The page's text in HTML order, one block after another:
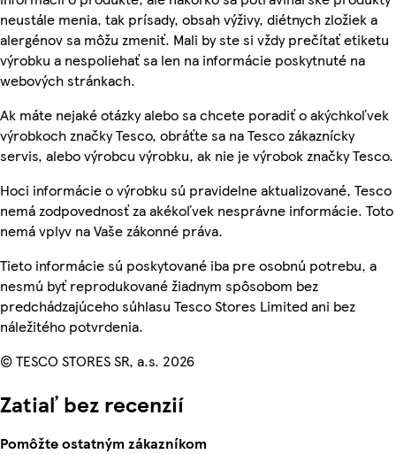
neustále menia, tak prísady, obsah výživy, diétnych zložiek a
alergénov sa môžu zmeniť. Mali by ste si vždy prečítať etiketu
výrobku a nespoliehať sa len na informácie poskytnuté na
webových stránkach.
Ak máte nejaké otázky alebo sa chcete poradiť o akýchkoľvek
výrobkoch značky Tesco, obráťte sa na Tesco zákaznícky
servis, alebo výrobcu výrobku, ak nie je výrobok značky Tesco.
Hoci informácie o výrobku sú pravidelne aktualizované, Tesco
nemá zodpovednosť za akékoľvek nesprávne informácie. Toto
nemá vplyv na Vaše zákonné práva.
Tieto informácie sú poskytované iba pre osobnú potrebu, a
nesmú byť reprodukované žiadnym spôsobom bez
predchádzajúceho súhlasu Tesco Stores Limited ani bez
náležitého potvrdenia.
© TESCO STORES SR, a.s. 2026
Zatiaľ bez recenzií
Pomôžte ostatným zákazníkom